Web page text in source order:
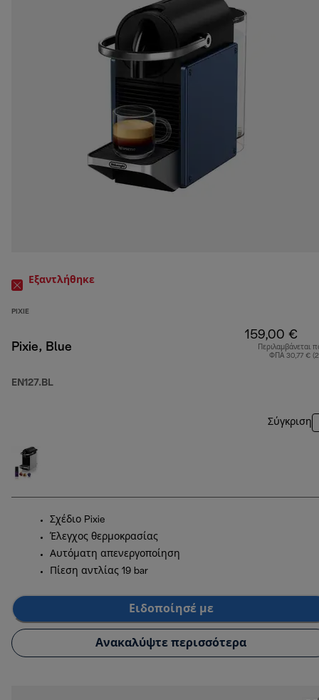
Εξαντλήθηκε
PIXIE
Pixie, Blue
EN127.BL
159,00 €
Περιλαμβάνεται
ΦΠΑ 30,77 €
Σύγκριση
Σχέδιο Pixie
Έλεγχος θερμοκρασίας
Αυτόματη απενεργοποίηση
Πίεση αντλίας 19 bar
Ειδοποίησέ με
Ανακαλύψτε περισσότερα